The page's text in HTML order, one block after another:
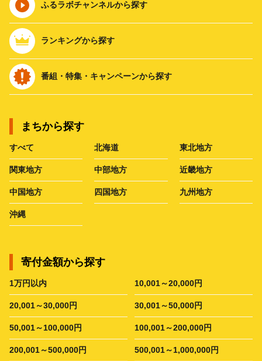
ふるラボチャンネルから探す
ランキングから探す
番組・特集・キャンペーンから探す
まちから探す
すべて 北海道 東北地方
関東地方 中部地方 近畿地方
中国地方 四国地方 九州地方
沖縄
寄付金額から探す
1万円以内 10,001～20,000円
20,001～30,000円 30,001～50,000円
50,001～100,000円 100,001～200,000円
200,001～500,000円 500,001～1,000,000円